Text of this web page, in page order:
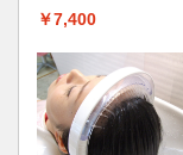
￥7,400